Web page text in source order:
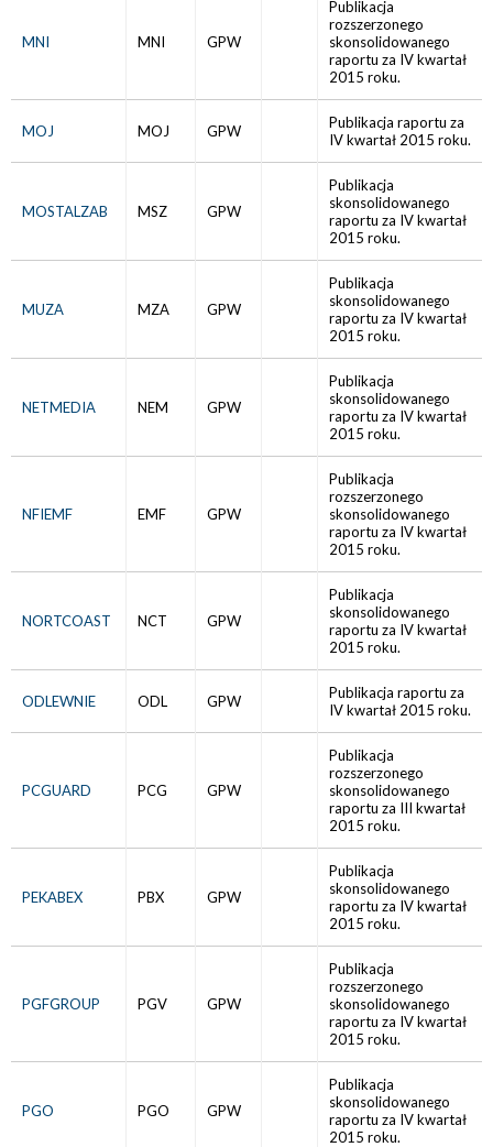
MNI MNI GPW
Publikacja
rozszerzonego
skonsolidowanego
raportu za IV kwartał
2015 roku.
MOJ MOJ GPW
Publikacja raportu za
IV kwartał 2015 roku.
MOSTALZAB MSZ GPW
Publikacja
skonsolidowanego
raportu za IV kwartał
2015 roku.
MUZA MZA GPW
Publikacja
skonsolidowanego
raportu za IV kwartał
2015 roku.
NETMEDIA NEM GPW
Publikacja
skonsolidowanego
raportu za IV kwartał
2015 roku.
NFIEMF EMF GPW
Publikacja
rozszerzonego
skonsolidowanego
raportu za IV kwartał
2015 roku.
NORTCOAST NCT GPW
Publikacja
skonsolidowanego
raportu za IV kwartał
2015 roku.
ODLEWNIE ODL GPW
Publikacja raportu za
IV kwartał 2015 roku.
PCGUARD PCG GPW
Publikacja
rozszerzonego
skonsolidowanego
raportu za III kwartał
2015 roku.
PEKABEX PBX GPW
Publikacja
skonsolidowanego
raportu za IV kwartał
2015 roku.
PGFGROUP PGV GPW
Publikacja
rozszerzonego
skonsolidowanego
raportu za IV kwartał
2015 roku.
PGO PGO GPW
Publikacja
skonsolidowanego
raportu za IV kwartał
2015 roku.